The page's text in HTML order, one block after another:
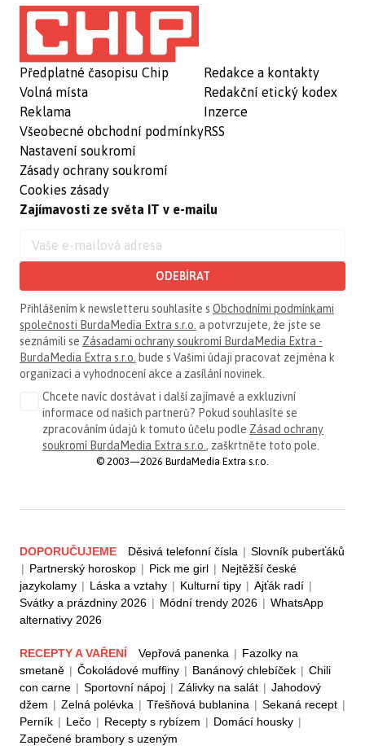
Předplatné časopisu Chip
Volná místa
Reklama
Všeobecné obchodní podmínky
Nastavení soukromí
Zásady ochrany soukromí
Cookies zásady
Redakce a kontakty
Redakční etický kodex
Inzerce
RSS
Zajímavosti ze světa IT v e-mailu
ODEBÍRAT
Přihlášením k newsletteru souhlasíte s Obchodními podmínkami
společnosti BurdaMedia Extra s.r.o. a potvrzujete, že jste se
seznámili se Zásadami ochrany soukromí BurdaMedia Extra -
BurdaMedia Extra s.r.o. bude s Vašimi údaji pracovat zejména k
organizaci a vyhodnocení akce a zasílání novinek.
Chcete navíc dostávat i další zajímavé a exkluzivní
informace od našich partnerů? Pokud souhlasíte se
zpracováním údajů k tomuto účelu podle Zásad ochrany
soukromí BurdaMedia Extra s.r.o., zaškrtněte toto pole.
© 2003—2026 BurdaMedia Extra s.r.o.
DOPORUČUJEME Děsivá telefonní čísla | Slovník puberťáků
| Partnerský horoskop | Pick me girl | Nejtěžší české
jazykolamy | Láska a vztahy | Kulturní tipy | Ajťák radí |
Svátky a prázdniny 2026 | Módní trendy 2026 | WhatsApp
alternativy 2026
RECEPTY A VAŘENÍ Vepřová panenka | Fazolky na
smetaně | Čokoládové muffiny | Banánový chlebíček | Chili
con carne | Sportovní nápoj | Zálivky na salát | Jahodový
džem | Zelná polévka | Třešňová bublanina | Sekaná recept |
Perník | Lečo | Recepty s rybízem | Domácí housky |
Zapečené brambory s uzeným